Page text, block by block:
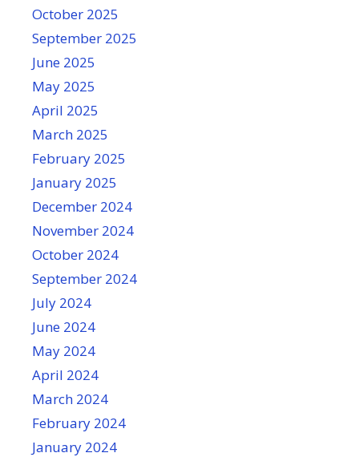
October 2025
September 2025
June 2025
May 2025
April 2025
March 2025
February 2025
January 2025
December 2024
November 2024
October 2024
September 2024
July 2024
June 2024
May 2024
April 2024
March 2024
February 2024
January 2024